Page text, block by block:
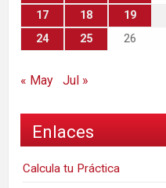
17
18 19
24
25 26
« May Jul »
Enlaces
Calcula tu Práctica